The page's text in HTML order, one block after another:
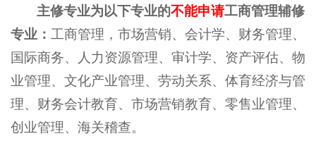
主修专业为以下专业的不能申请工商管理辅修
专业： 工商管理，市场营销、会计学、财务管理、
国际商务、人力资源管理、审计学、资产评估、物
业管理、文化产业管理、劳动关系、体育经济与管
理、财务会计教育、市场营销教育、零售业管理、
创业管理、海关稽查。